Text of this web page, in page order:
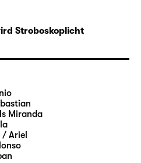
entlang der
Macht auf der
rechtmäßiger
tief in seiner Schuld
Dienst ein
Gefolgschaft
der
wenn Prospero ihn zu
glaubt, ob der
Um nicht zu
also nicht,
Stroboskoplicht
Miranda
/ Ariel